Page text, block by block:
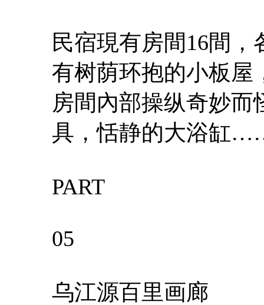
民宿現有房間16間
有树荫环抱的小板屋
房間內部操纵奇妙
具，恬静的大浴缸
PART
05
乌江源百里画廊